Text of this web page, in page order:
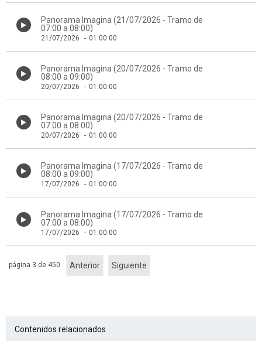
Panorama Imagina (21/07/2026 - Tramo de
07:00 a 08:00)
21/07/2026 - 01:00:00
Panorama Imagina (20/07/2026 - Tramo de
08:00 a 09:00)
20/07/2026 - 01:00:00
Panorama Imagina (20/07/2026 - Tramo de
07:00 a 08:00)
20/07/2026 - 01:00:00
Panorama Imagina (17/07/2026 - Tramo de
08:00 a 09:00)
17/07/2026 - 01:00:00
Panorama Imagina (17/07/2026 - Tramo de
07:00 a 08:00)
17/07/2026 - 01:00:00
Anterior Siguiente
página 3 de 450
Contenidos relacionados